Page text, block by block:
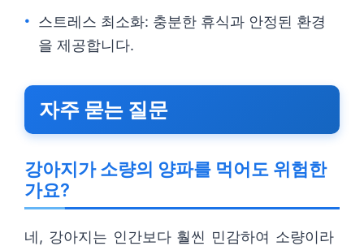
스트레스 최소화: 충분한 휴식과 안정된 환경
을 제공합니다.
자주 묻는 질문
강아지가 소량의 양파를 먹어도 위험한
가요?
네, 강아지는 인간보다 훨씬 민감하여 소량이라